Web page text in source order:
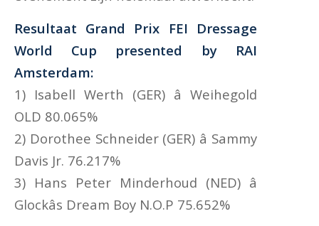
Resultaat Grand Prix FEI Dressage
World Cup presented by RAI
Amsterdam:
1) Isabell Werth (GER) â Weihegold
OLD 80.065%
2) Dorothee Schneider (GER) â Sammy
Davis Jr. 76.217%
3) Hans Peter Minderhoud (NED) â
Glockâs Dream Boy N.O.P 75.652%